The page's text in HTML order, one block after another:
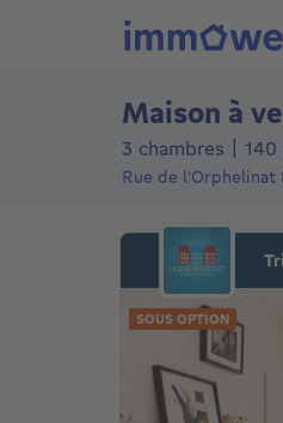
Maison à
3 chambres 140
Rue de l'Orphelinat
SOUS OPTION